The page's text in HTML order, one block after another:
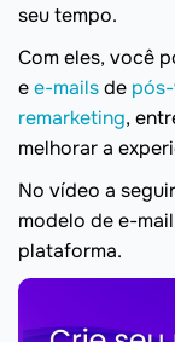
seu tempo.
Com eles, você
ee-mailsde
remarketing,
melhorar a
No vídeo a
modelo de e-
plataforma.